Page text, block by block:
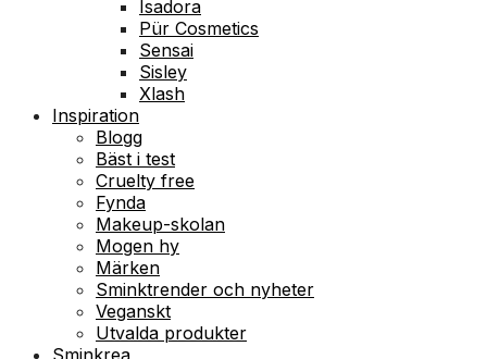
Isadora
Pür Cosmetics
Sensai
Sisley
Xlash
Inspiration
Blogg
Bäst i test
Cruelty free
Fynda
Makeup-skolan
Mogen hy
Märken
Sminktrender och nyheter
Veganskt
Utvalda produkter
Sminkrea